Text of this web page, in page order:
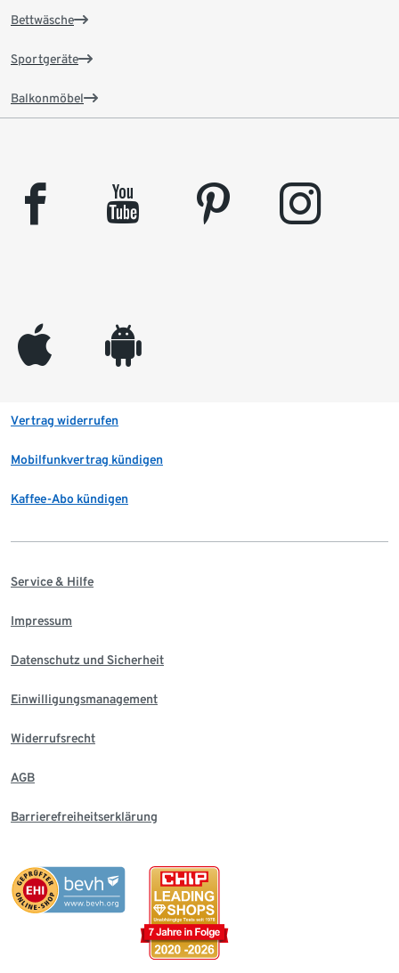
Bettwäsche
Sportgeräte
Balkonmöbel
facebook youtube pinterest instagram
appleinc android
Vertrag widerrufen
Mobilfunkvertrag kündigen
Kaffee-Abo kündigen
Service & Hilfe
Impressum
Datenschutz und Sicherheit
Einwilligungsmanagement
Widerrufsrecht
AGB
Barrierefreiheitserklärung